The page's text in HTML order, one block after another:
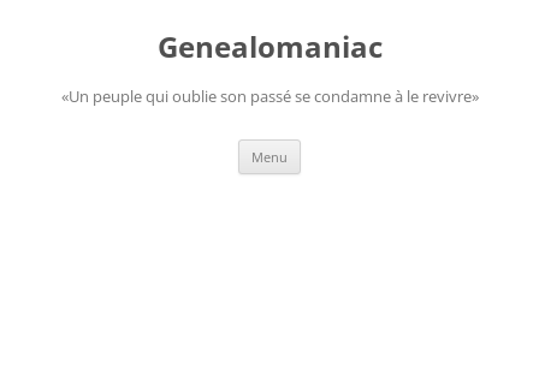
Genealomaniac
«Un peuple qui oublie son passé se condamne à le revivre»
Menu